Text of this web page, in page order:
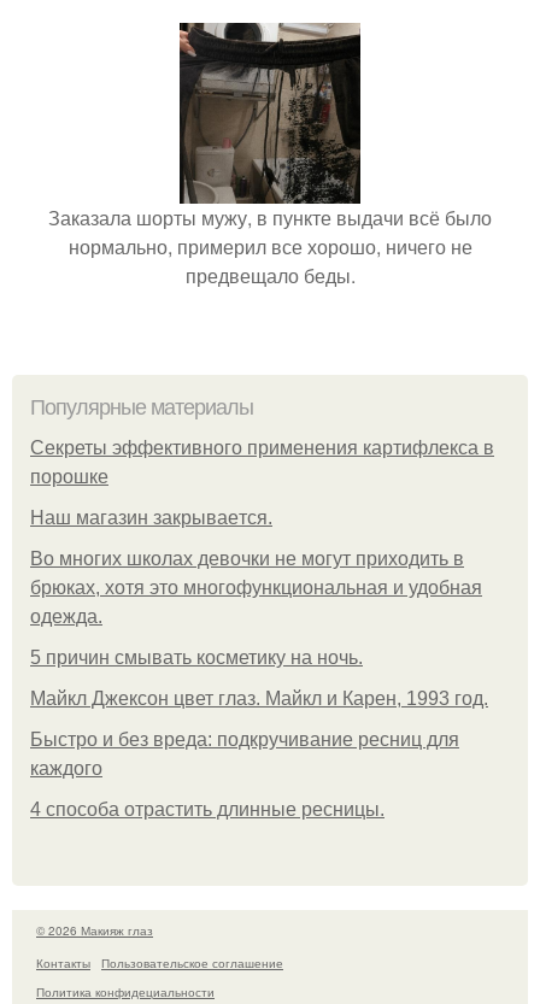
Заказала шорты мужу, в пункте выдачи всё было
нормально, примерил все хорошо, ничего не
предвещало беды.
Популярные материалы
Секреты эффективного применения картифлекса в
порошке
Нaш магaзин зaкрывaeтся.
Во многих школах девочки не могут приходить в
брюках, хотя это многофункциональная и удобная
одежда.
5 причин смывать косметику на ночь.
Майкл Джексон цвет глаз. Майкл и Карен, 1993 год.
Быстро и без вреда: подкручивание ресниц для
каждого
4 способа отрастить длинные ресницы.
© 2026 Макияж глаз
Контакты
Пользовательское соглашение
Политика конфидециальности